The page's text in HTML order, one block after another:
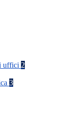
uffici 2
3